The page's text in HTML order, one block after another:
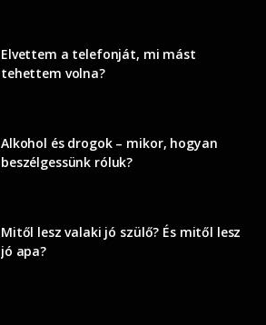
Elvettem a telefonját, mi mást
tehettem volna?
Alkohol és drogok – mikor, hogyan
beszélgessünk róluk?
Mitől lesz valaki jó szülő? És mitől lesz
jó apa?